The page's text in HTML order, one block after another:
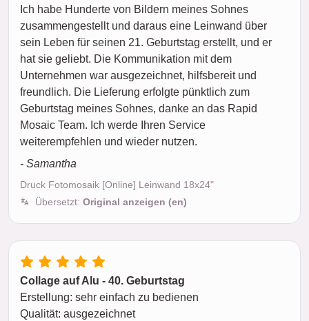
Ich habe Hunderte von Bildern meines Sohnes
zusammengestellt und daraus eine Leinwand über
sein Leben für seinen 21. Geburtstag erstellt, und er
hat sie geliebt. Die Kommunikation mit dem
Unternehmen war ausgezeichnet, hilfsbereit und
freundlich. Die Lieferung erfolgte pünktlich zum
Geburtstag meines Sohnes, danke an das Rapid
Mosaic Team. Ich werde Ihren Service
weiterempfehlen und wieder nutzen.
- Samantha
Druck Fotomosaik [Online] Leinwand 18x24"
Übersetzt: Original anzeigen (en)
Collage auf Alu - 40. Geburtstag
Erstellung: sehr einfach zu bedienen
Qualität: ausgezeichnet